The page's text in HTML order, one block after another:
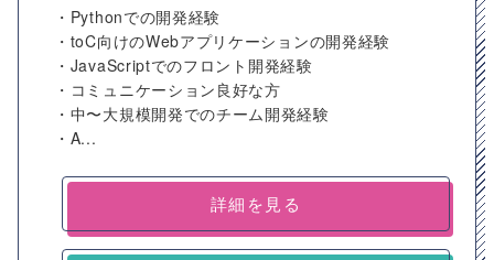
・Pythonでの開発経験
・toC向けのWebアプリケーションの開発経験
・JavaScriptでのフロント開発経験
・コミュニケーション良好な方
・中〜大規模開発でのチーム開発経験
・A...
詳細を見る